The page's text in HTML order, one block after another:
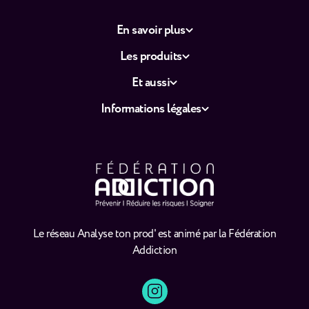
Le réseau Analyse ton prod' est animé par la Fédération
Addiction
En savoir plus
Les produits
Et aussi
Informations légales